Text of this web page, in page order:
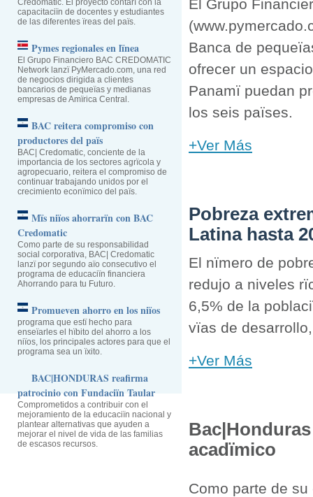
Credomatic. El proyecto contarï con la
capacitaciïn de docentes y estudiantes
de las diferentes ïreas del païs.
Pymes regionales en lïnea
El Grupo Financiero BAC CREDOMATIC
Network lanzï PyMercado.com, una red
de negocios dirigida a clientes
bancarios de pequeïas y medianas
empresas de Amïrica Central.
BAC reitera compromiso con
productores del païs
BAC| Credomatic, conciente de la
importancia de los sectores agrïcola y
agropecuario, reitera el compromiso de
continuar trabajando unidos por el
crecimiento econïmico del païs.
Mïs niïos ahorrarïn con BAC
Credomatic
Como parte de su responsabilidad
social corporativa, BAC| Credomatic
lanzï por segundo aïo consecutivo el
programa de educaciïn financiera
Ahorrando para tu Futuro.
Promueven ahorro en los niïos
programa que estï hecho para
enseïarles el hïbito del ahorro a los
niïos, los principales actores para que el
programa sea un ïxito.
BAC|HONDURAS reafirma
patrocinio con Fundaciïn Taular
Comprometidos a contribuir con el
mejoramiento de la educaciïn nacional y
plantear alternativas que ayuden a
mejorar el nivel de vida de las familias
de escasos recursos.
El Grupo
Banca de
ofrecer un
Panamï puedan
los seis païses.
+Ver Más
Pobreza
Latina hasta
El nïmero de
redujo a niveles
6,5% de la
vïas de
+Ver Más
acadïmico
Como parte de